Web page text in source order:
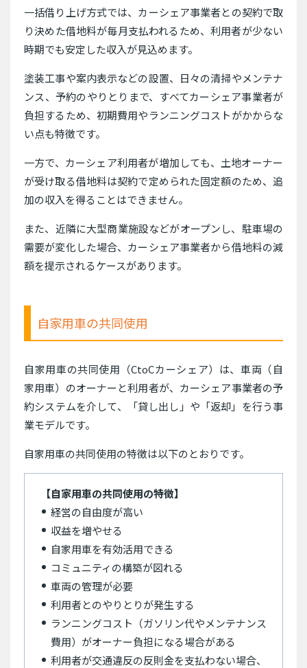
一括借り上げ方式では、カーシェア事業者との契約で取
り決めた借地料が毎月支払われるため、利用者が少ない
時期でも安定した収入が見込めます。
塗装工事や案内表示などの設置、日々の清掃やメンテナ
ンス、予約のやりとりまで、すべてカーシェア事業者が
負担するため、初期費用やランニングコストがかからな
い点も特徴です。
一方で、カーシェア利用者が増加しても、土地オーナー
が受け取る借地料は契約で定められた固定額のため、追
加の収入を得ることはできません。
また、近隣に大型商業施設などがオープンし、駐車場の
需要が変化した場合、カーシェア事業者から借地料の減
額を提示されるケースがあります。
自家用車の共同使用
自家用車の共同使用（CtoCカーシェア）は、車両（自
家用車）のオーナーと利用者が、カーシェア事業者の予
約システムを介して、「貸し出し」や「返却」を行う事
業モデルです。
自家用車の共同使用の特徴は以下のとおりです。
【自家用車の共同使用の特徴】
経営の自由度が高い
収益を増やせる
自家用車を有効活用できる
コミュニティの構築が図れる
車両の管理が必要
利用者とのやりとりが発生する
ランニングコスト（ガソリン代やメンテナンス
費用）がオーナー負担になる場合がある
利用者が交通違反の反則金を支払わない場合、